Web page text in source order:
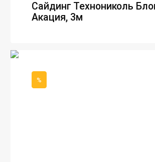
Сайдинг Технониколь
Акация, 3м
%